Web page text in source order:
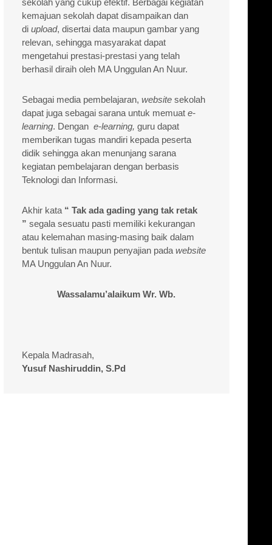
sekolah yang cukup efektif. Berbagai kegiatan
kemajuan sekolah dapat disampaikan dan
diupload, disertai data maupun gambar yang
relevan, sehingga masyarakat dapat
mengetahui prestasi-prestasi yang telah
berhasil diraih oleh MA Unggulan An Nuur.
Sebagai media pembelajaran,website sekolah
dapat juga sebagai sarana untuk memuate-
learning. Dengane-learning, guru dapat
memberikan tugas mandiri kepada peserta
didik sehingga akan menunjang sarana
kegiatan pembelajaran dengan berbasis
Teknologi dan Informasi.
Akhir kata “ Tak ada gadingyang tak retak
” segala sesuatu pasti memiliki kekurangan
atau kelemahan masing-masing baik dalam
bentuk tulisan maupun penyajian padawebsite
MA Unggulan An Nuur.
Wassalamu’alaikum Wr. Wb.
Kepala Madrasah,
Yusuf Nashiruddin, S.Pd